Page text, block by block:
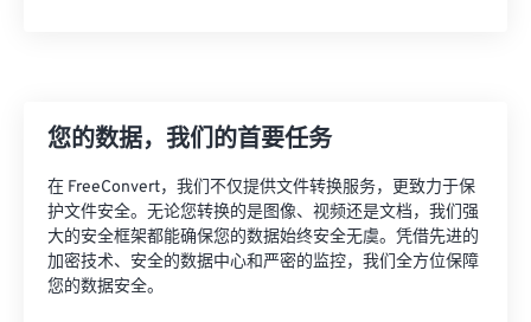
您的数据，我们的首要任务
在 FreeConvert，我们不仅提供文件转换服务，更致力于保
护文件安全。无论您转换的是图像、视频还是文档，我们强
大的安全框架都能确保您的数据始终安全无虞。凭借先进的
加密技术、安全的数据中心和严密的监控，我们全方位保障
您的数据安全。